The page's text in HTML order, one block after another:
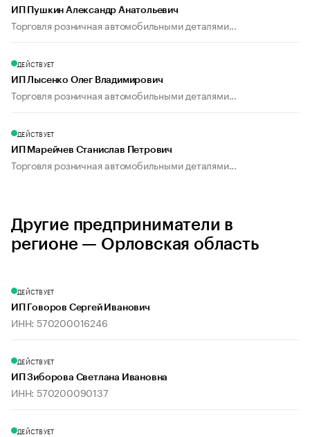
ИП Пушкин Александр Анатольевич
Торговля розничная автомобильными деталями...
ДЕЙСТВУЕТ
ИП Лысенко Олег Владимирович
Торговля розничная автомобильными деталями...
ДЕЙСТВУЕТ
ИП Марейчев Станислав Петрович
Торговля розничная автомобильными деталями...
Другие предприниматели в
регионе — Орловская область
ДЕЙСТВУЕТ
ИП Говоров Сергей Иванович
ИНН: 570200016246
ДЕЙСТВУЕТ
ИП Зиборова Светлана Ивановна
ИНН: 570200090137
ДЕЙСТВУЕТ